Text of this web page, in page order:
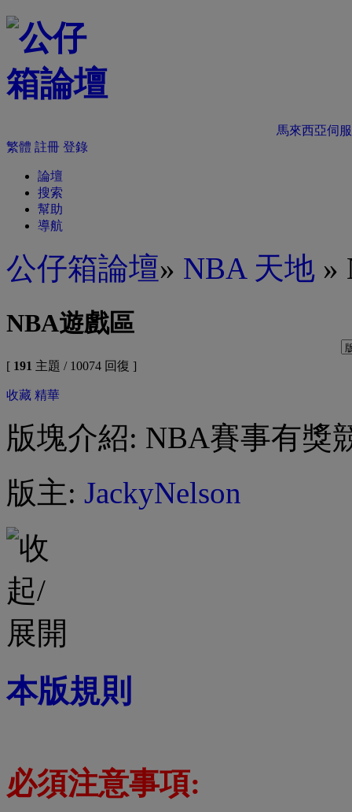
馬來西亞伺
繁體 註冊 登錄
論壇
搜索
幫助
導航
公仔箱論壇» NBA 天地 »
NBA遊戲區
[ 191 主題 / 10074 回復 ]
收藏 精華
版塊介紹: NBA賽事有獎
版主: JackyNelson
本版規則
必須注意事項: